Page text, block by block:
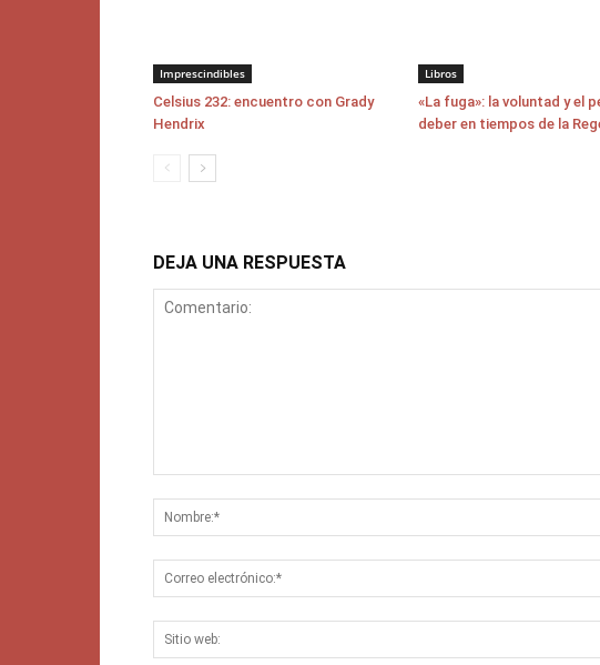
Imprescindibles
Celsius 232: encuentro con Grady
Hendrix
Libros
«La fuga»: la voluntad y el
deber en tiempos de la
DEJA UNA RESPUESTA